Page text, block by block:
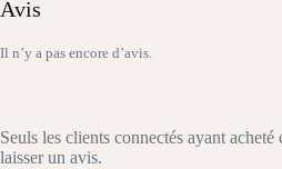
Avis
Il n’y a pas encore d’avis.
Seuls les clients connectés ayant
laisser un avis.